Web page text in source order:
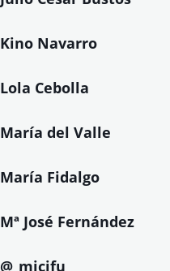
Kino Navarro
Lola Cebolla
María del Valle
María Fidalgo
Mª José Fernández
@_micifu_